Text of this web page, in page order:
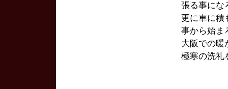
張る事にな
更に車に積
事から始
大阪での暖
極寒の洗礼